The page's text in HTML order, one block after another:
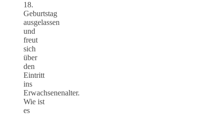
18.
Geburtstag
ausgelassen
und
freut
sich
über
den
Eintritt
ins
Erwachsenenalter.
Wie ist
es